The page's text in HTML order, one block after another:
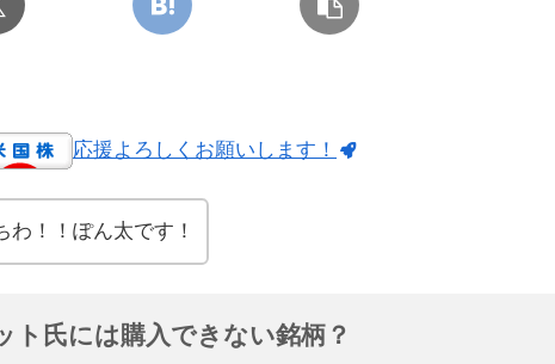
応援よろしくお願いします！
わ！！ぽん太です！
ト氏には購入できない銘柄？